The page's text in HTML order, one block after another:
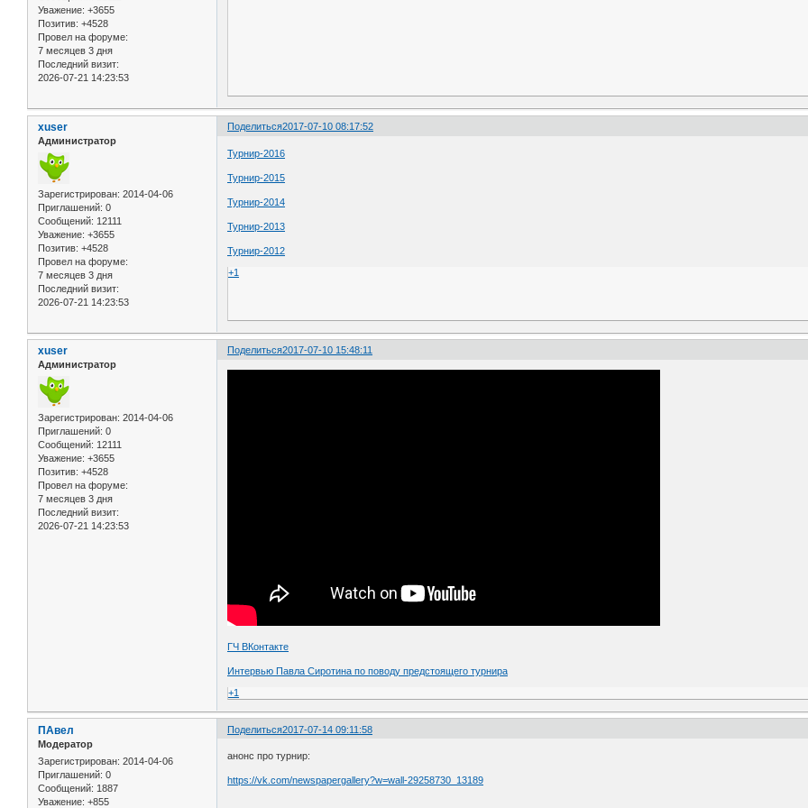
Уважение: +3655
Позитив: +4528
Провел на форуме:
7 месяцев 3 дня
Последний визит:
2026-07-21 14:23:53
Поделиться2017-07-10 08:17:52
xuser
Администратор
Зарегистрирован: 2014-04-06
Приглашений: 0
Сообщений: 12111
Уважение: +3655
Позитив: +4528
Провел на форуме:
7 месяцев 3 дня
Последний визит:
2026-07-21 14:23:53
Турнир-2016
Турнир-2015
Турнир-2014
Турнир-2013
Турнир-2012
+1
Поделиться2017-07-10 15:48:11
xuser
Администратор
Зарегистрирован: 2014-04-06
Приглашений: 0
Сообщений: 12111
Уважение: +3655
Позитив: +4528
Провел на форуме:
7 месяцев 3 дня
Последний визит:
2026-07-21 14:23:53
ГЧ ВКонтакте
Интервью Павла Сиротина по поводу предстоящего турнира
+1
Поделиться2017-07-14 09:11:58
ПАвел
Модератор
Зарегистрирован: 2014-04-06
Приглашений: 0
Сообщений: 1887
Уважение: +855
анонс про турнир:
https://vk.com/newspapergallery?w=wall-29258730_13189